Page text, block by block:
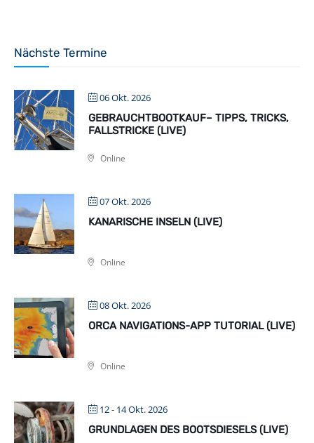
Nächste Termine
06 Okt. 2026
GEBRAUCHTBOOTKAUF– TIPPS, TRICKS,
FALLSTRICKE (LIVE)
Online
07 Okt. 2026
KANARISCHE INSELN (LIVE)
Online
08 Okt. 2026
ORCA NAVIGATIONS-APP TUTORIAL (LIVE)
Online
12 - 14 Okt. 2026
GRUNDLAGEN DES BOOTSDIESELS (LIVE)